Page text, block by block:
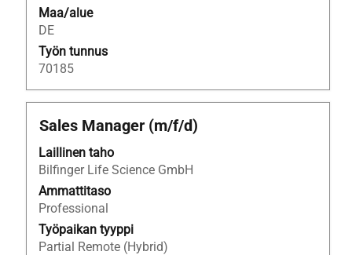
Maa/alue
DE
Työn tunnus
70185
Ammattinimike
Sales Manager (m/f/d)
Laillinen taho
Bilfinger Life Science GmbH
Ammattitaso
Professional
Työpaikan tyyppi
Partial Remote (Hybrid)
Valitse
välilyöntinäppäimellä,
jos
haluat
nähdä
työpaikan
kaikki
tiedot.